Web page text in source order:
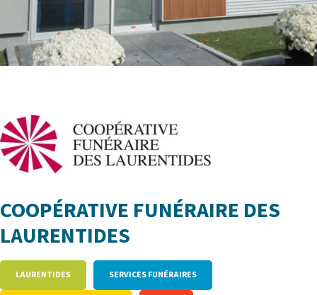
COOPÉRATIVE FUNÉRAIRE DES
LAURENTIDES
LAURENTIDES SERVICES FUNÉRAIRES